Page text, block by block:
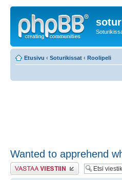
Etusivu ‹ Soturikissat ‹ Roolipeli
Wanted to apprehend
Lähetä vastaus